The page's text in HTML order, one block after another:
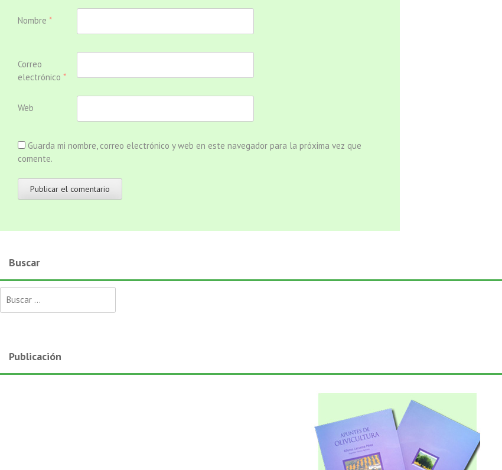
Nombre *
Correo
electrónico *
Web
Guarda mi nombre, correo electrónico y web en este navegador para la próxima vez que
comente.
Buscar
Publicación